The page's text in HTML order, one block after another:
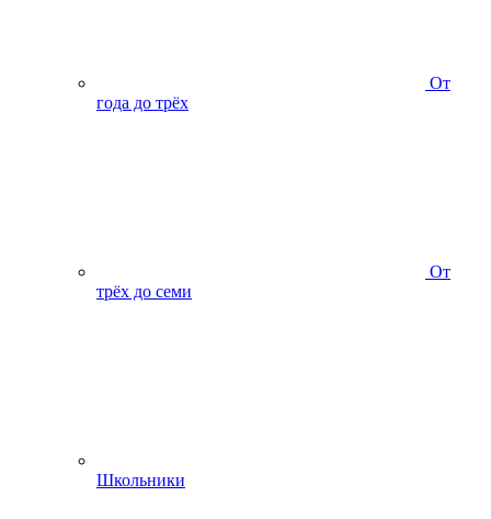
От
года до трёх
От
трёх до семи
Школьники